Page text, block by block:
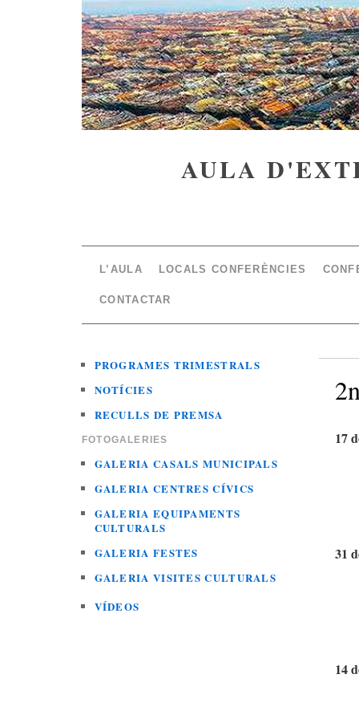
AULA
L’AULA LOCALS CONFERÈNCIES
CONTACTAR
17
31
14
PROGRAMES TRIMESTRALS
NOTÍCIES
RECULLS DE PREMSA
FOTOGALERIES
GALERIA CASALS MUNICIPALS
GALERIA CENTRES CÍVICS
GALERIA EQUIPAMENTS
CULTURALS
GALERIA FESTES
GALERIA VISITES CULTURALS
VÍDEOS